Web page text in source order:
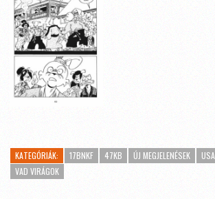
KATEGÓRIÁK: 17BNKF 47KB ÚJ MEGJELENÉSEK
VAD VIRÁGOK